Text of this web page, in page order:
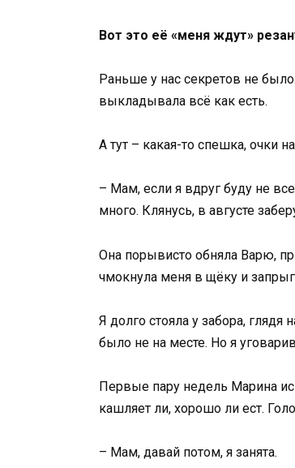
Вот это её «меня ждут»
Раньше у нас секретов не
выкладывала всё как есть.
А тут – какая-то спешка, очки
– Мам, если я вдруг буду не
много. Клянусь, в августе
Она порывисто обняла Варю,
чмокнула меня в щёку и
Я долго стояла у забора,
было не на месте. Но я
Первые пару недель Марина
кашляет ли, хорошо ли ест.
– Мам, давай потом, я занята.